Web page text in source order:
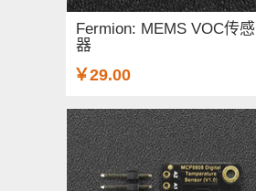
Fermion: MEMS VOC传感
器
￥29.00